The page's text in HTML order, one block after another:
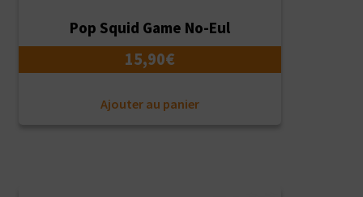
Pop Squid Game No-Eul
15,90€
Ajouter au panier